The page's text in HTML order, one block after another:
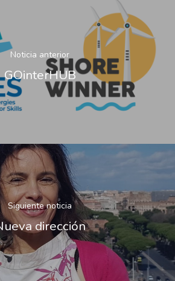
Noticia anterior
GOinterHUB
Siguiente noticia
dirección